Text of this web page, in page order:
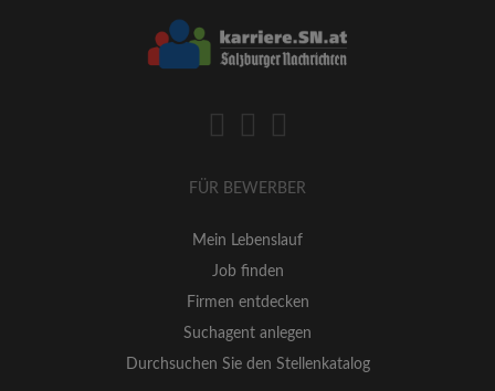
FÜR BEWERBER
Mein Lebenslauf
Job finden
Firmen entdecken
Suchagent anlegen
Durchsuchen Sie den Stellenkatalog